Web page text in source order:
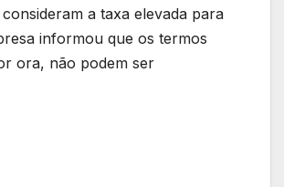
a taxa elevada para
informou que os termos
ora, não podem ser